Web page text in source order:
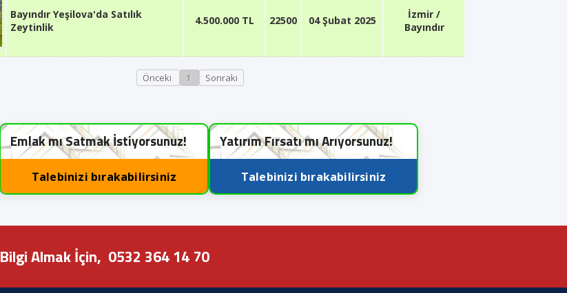
Bayındır Yeşilova'da Satılık
Zeytinlik
4.500.000 TL 22500 04 Şubat 2025
İzmir /
Bayındır
Önceki 1 Sonraki
Emlak mı Satmak İstiyorsunuz!
Talebinizi bırakabilirsiniz
Yatırım Fırsatı mı Arıyorsunuz!
Talebinizi bırakabilirsiniz
Bilgi Almak İçin, 0532 364 14 70